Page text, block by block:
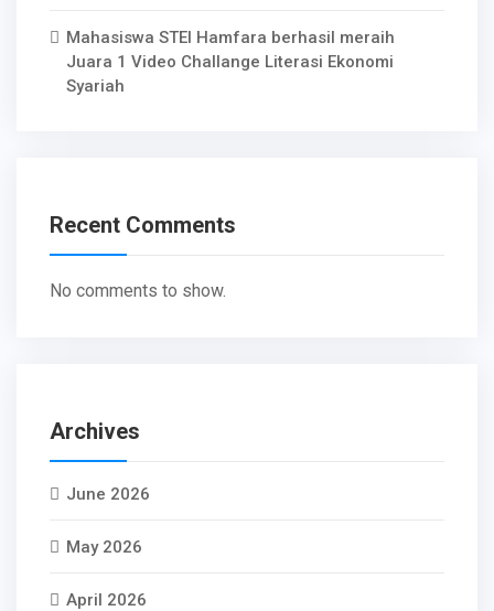
Mahasiswa STEI Hamfara berhasil meraih
Juara 1 Video Challange Literasi Ekonomi
Syariah
Recent Comments
No comments to show.
Archives
June 2026
May 2026
April 2026